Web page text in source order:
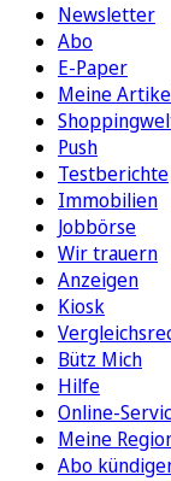
Newsletter
Abo
E-Paper
Meine
Push
Testberichte
Immobilien
Jobbörse
Wir trauern
Anzeigen
Kiosk
Bütz Mich
Hilfe
Online-
Meine
Abo